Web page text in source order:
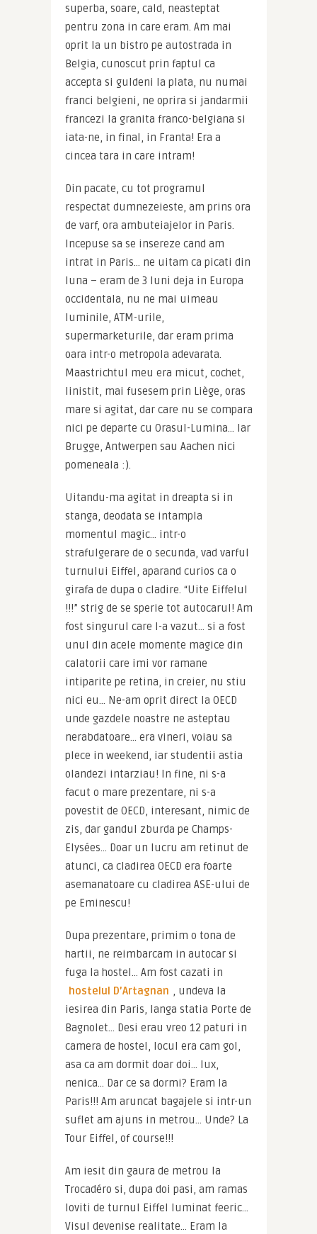
superba, soare, cald, neasteptat
pentru zona in care eram. Am mai
oprit la un bistro pe autostrada in
Belgia, cunoscut prin faptul ca
accepta si guldeni la plata, nu numai
franci belgieni, ne oprira si jandarmii
francezi la granita franco-belgiana si
iata-ne, in final, in Franta! Era a
cincea tara in care intram!
Din pacate, cu tot programul
respectat dumnezeieste, am prins ora
de varf, ora ambuteiajelor in Paris.
Incepuse sa se insereze cand am
intrat in Paris… ne uitam ca picati din
luna – eram de 3 luni deja in Europa
occidentala, nu ne mai uimeau
luminile, ATM-urile,
supermarketurile, dar eram prima
oara intr-o metropola adevarata.
Maastrichtul meu era micut, cochet,
linistit, mai fusesem prin Liège, oras
mare si agitat, dar care nu se compara
nici pe departe cu Orasul-Lumina… Iar
Brugge, Antwerpen sau Aachen nici
pomeneala :).
Uitandu-ma agitat in dreapta si in
stanga, deodata se intampla
momentul magic… intr-o
strafulgerare de o secunda, vad varful
turnului Eiffel, aparand curios ca o
girafa de dupa o cladire. “Uite Eiffelul
!!!” strig de se sperie tot autocarul! Am
fost singurul care l-a vazut… si a fost
unul din acele momente magice din
calatorii care imi vor ramane
intiparite pe retina, in creier, nu stiu
nici eu… Ne-am oprit direct la OECD
unde gazdele noastre ne asteptau
nerabdatoare… era vineri, voiau sa
plece in weekend, iar studentii astia
olandezi intarziau! In fine, ni s-a
facut o mare prezentare, ni s-a
povestit de OECD, interesant, nimic de
zis, dar gandul zburda pe Champs-
Elysées… Doar un lucru am retinut de
atunci, ca cladirea OECD era foarte
asemanatoare cu cladirea ASE-ului de
pe Eminescu!
Dupa prezentare, primim o tona de
hartii, ne reimbarcam in autocar si
hostelul D’Artagnan , undeva la
iesirea din Paris, langa statia Porte de
Bagnolet… Desi erau vreo 12 paturi in
camera de hostel, locul era cam gol,
asa ca am dormit doar doi… lux,
nenica… Dar ce sa dormi? Eram la
Paris!!! Am aruncat bagajele si intr-un
suflet am ajuns in metrou… Unde? La
Tour Eiffel, of course!!!
Am iesit din gaura de metrou la
Trocadéro si, dupa doi pasi, am ramas
loviti de turnul Eiffel luminat feeric…
Visul devenise realitate… Eram la